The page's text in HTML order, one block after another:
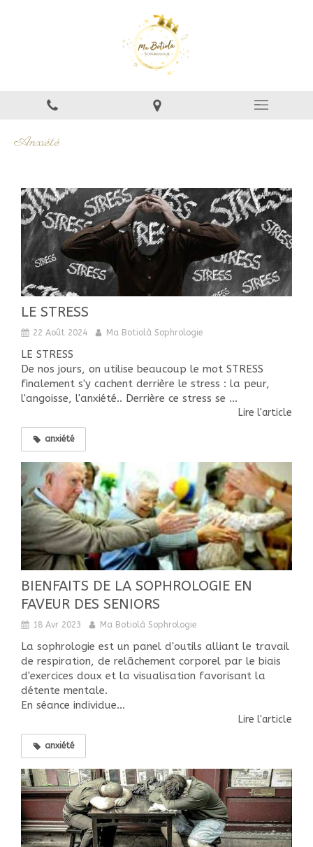
Anxiété
LE STRESS
22 Août 2024 Ma Botiolà Sophrologie
LE STRESS
De nos jours, on utilise beaucoup le mot STRESS
finalement s'y cachent derrière le stress : la peur,
l'angoisse, l'anxiété.. Derrière ce stress se ...
Lire l'article
anxiété
BIENFAITS DE LA SOPHROLOGIE EN
FAVEUR DES SENIORS
18 Avr 2023 Ma Botiolà Sophrologie
La sophrologie est un panel d'outils alliant le travail
de respiration, de relâchement corporel par le biais
d'exercices doux et la visualisation favorisant la
détente mentale.
En séance individue...
Lire l'article
anxiété